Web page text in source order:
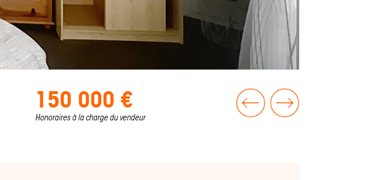
150 000 €
Honoraires à la charge du vendeur